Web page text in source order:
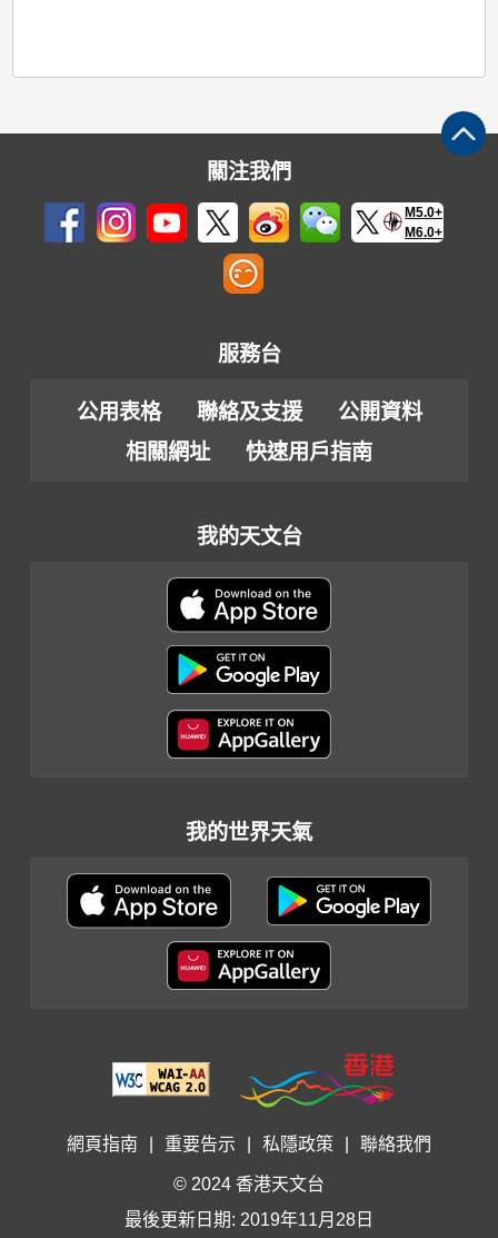
關注我們
M5.0+
M6.0+
服務台
公用表格 聯絡及支援
公開資料
相關網址
快速用戶指南
我的天文台
我的世界天氣
網頁指南 重要告示 私隱政策 聯絡我們
© 2024 香港天文台
最後更新日期: 2019年11月28日